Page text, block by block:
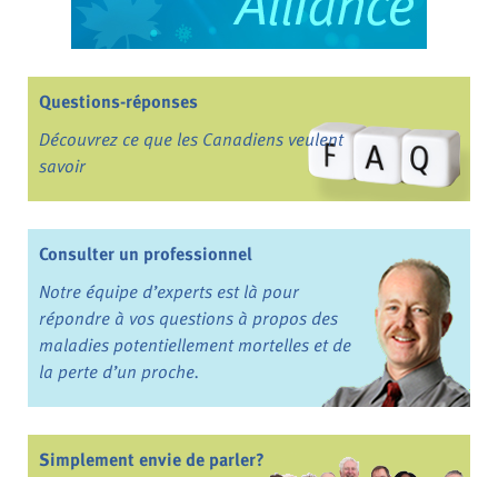
Questions-réponses
Découvrez ce que les Canadiens veulent
savoir
Consulter un professionnel
Notre équipe d’experts est là pour
répondre à vos questions à propos des
maladies potentiellement mortelles et de
la perte d’un proche.
Simplement envie de parler?